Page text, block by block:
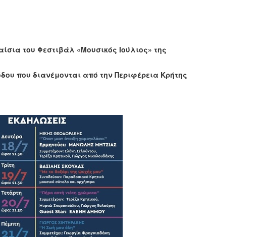
του Φεστιβάλ «Μουσικός Ιούλιος» της
που διανέμονται από την Περιφέρεια Κρήτης